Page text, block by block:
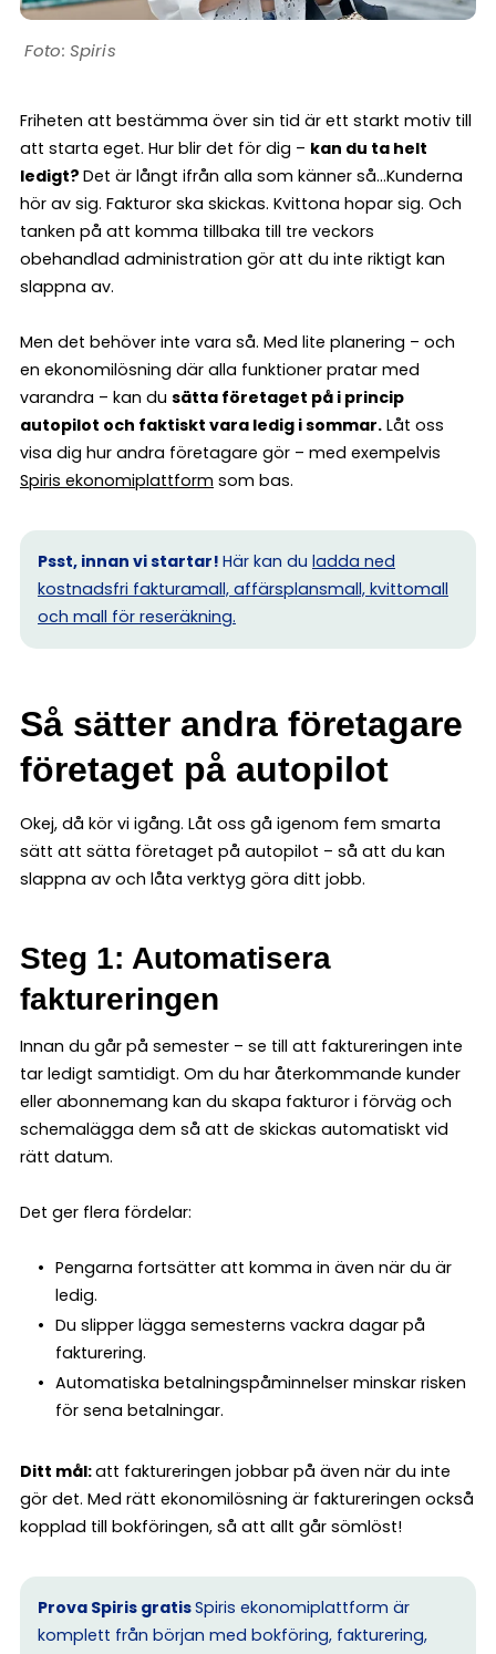
Spiris
Friheten att bestämma över sin tid är ett starkt motiv till
att starta eget. Hur blir det för dig – kan du ta helt
ledigt? Det är långt ifrån alla som känner så…Kunderna
hör av sig. Fakturor ska skickas. Kvittona hopar sig. Och
tanken på att komma tillbaka till tre veckors
obehandlad administration gör att du inte riktigt kan
slappna av.
Men det behöver inte vara så. Med lite planering – och
en ekonomilösning där alla funktioner pratar med
varandra – kan du sätta företaget på i princip
autopilot och faktiskt vara ledig i sommar. Låt oss
visa dig hur andra företagare gör – med exempelvis
Spiris ekonomiplattform som bas.
Psst, innan vi startar! Här kan du ladda ned
kostnadsfri fakturamall, affärsplansmall, kvittomall
och mall för reseräkning.
Så sätter andra företagare
företaget på autopilot
Okej, då kör vi igång. Låt oss gå igenom fem smarta
sätt att sätta företaget på autopilot – så att du kan
slappna av och låta verktyg göra ditt jobb.
Steg 1: Automatisera
faktureringen
Innan du går på semester – se till att faktureringen inte
tar ledigt samtidigt. Om du har återkommande kunder
eller abonnemang kan du skapa fakturor i förväg och
schemalägga dem så att de skickas automatiskt vid
rätt datum.
Det ger flera fördelar:
Pengarna fortsätter att komma in även när du är
ledig.
Du slipper lägga semesterns vackra dagar på
fakturering.
Automatiska betalningspåminnelser minskar risken
för sena betalningar.
Ditt mål:att faktureringen jobbar på även när du inte
gör det. Med rätt ekonomilösning är faktureringen också
kopplad till bokföringen, så att allt går sömlöst!
Prova Spiris gratisSpiris ekonomiplattform är
komplett från början med bokföring, fakturering,